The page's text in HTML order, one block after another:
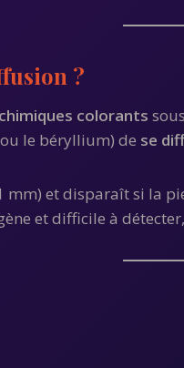
?
colorants sous
le béryllium) de se
mm) et disparaît si la
et difficile à